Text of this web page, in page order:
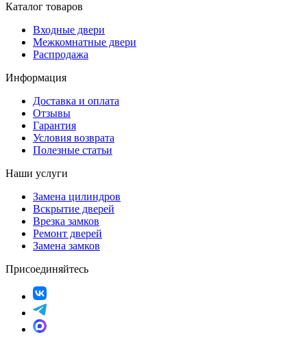
Каталог товаров
Входные двери
Межкомнатные двери
Распродажа
Информация
Доставка и оплата
Отзывы
Гарантия
Условия возврата
Полезные статьи
Наши услуги
Замена цилиндров
Вскрытие дверей
Врезка замков
Ремонт дверей
Замена замков
Присоединяйтесь